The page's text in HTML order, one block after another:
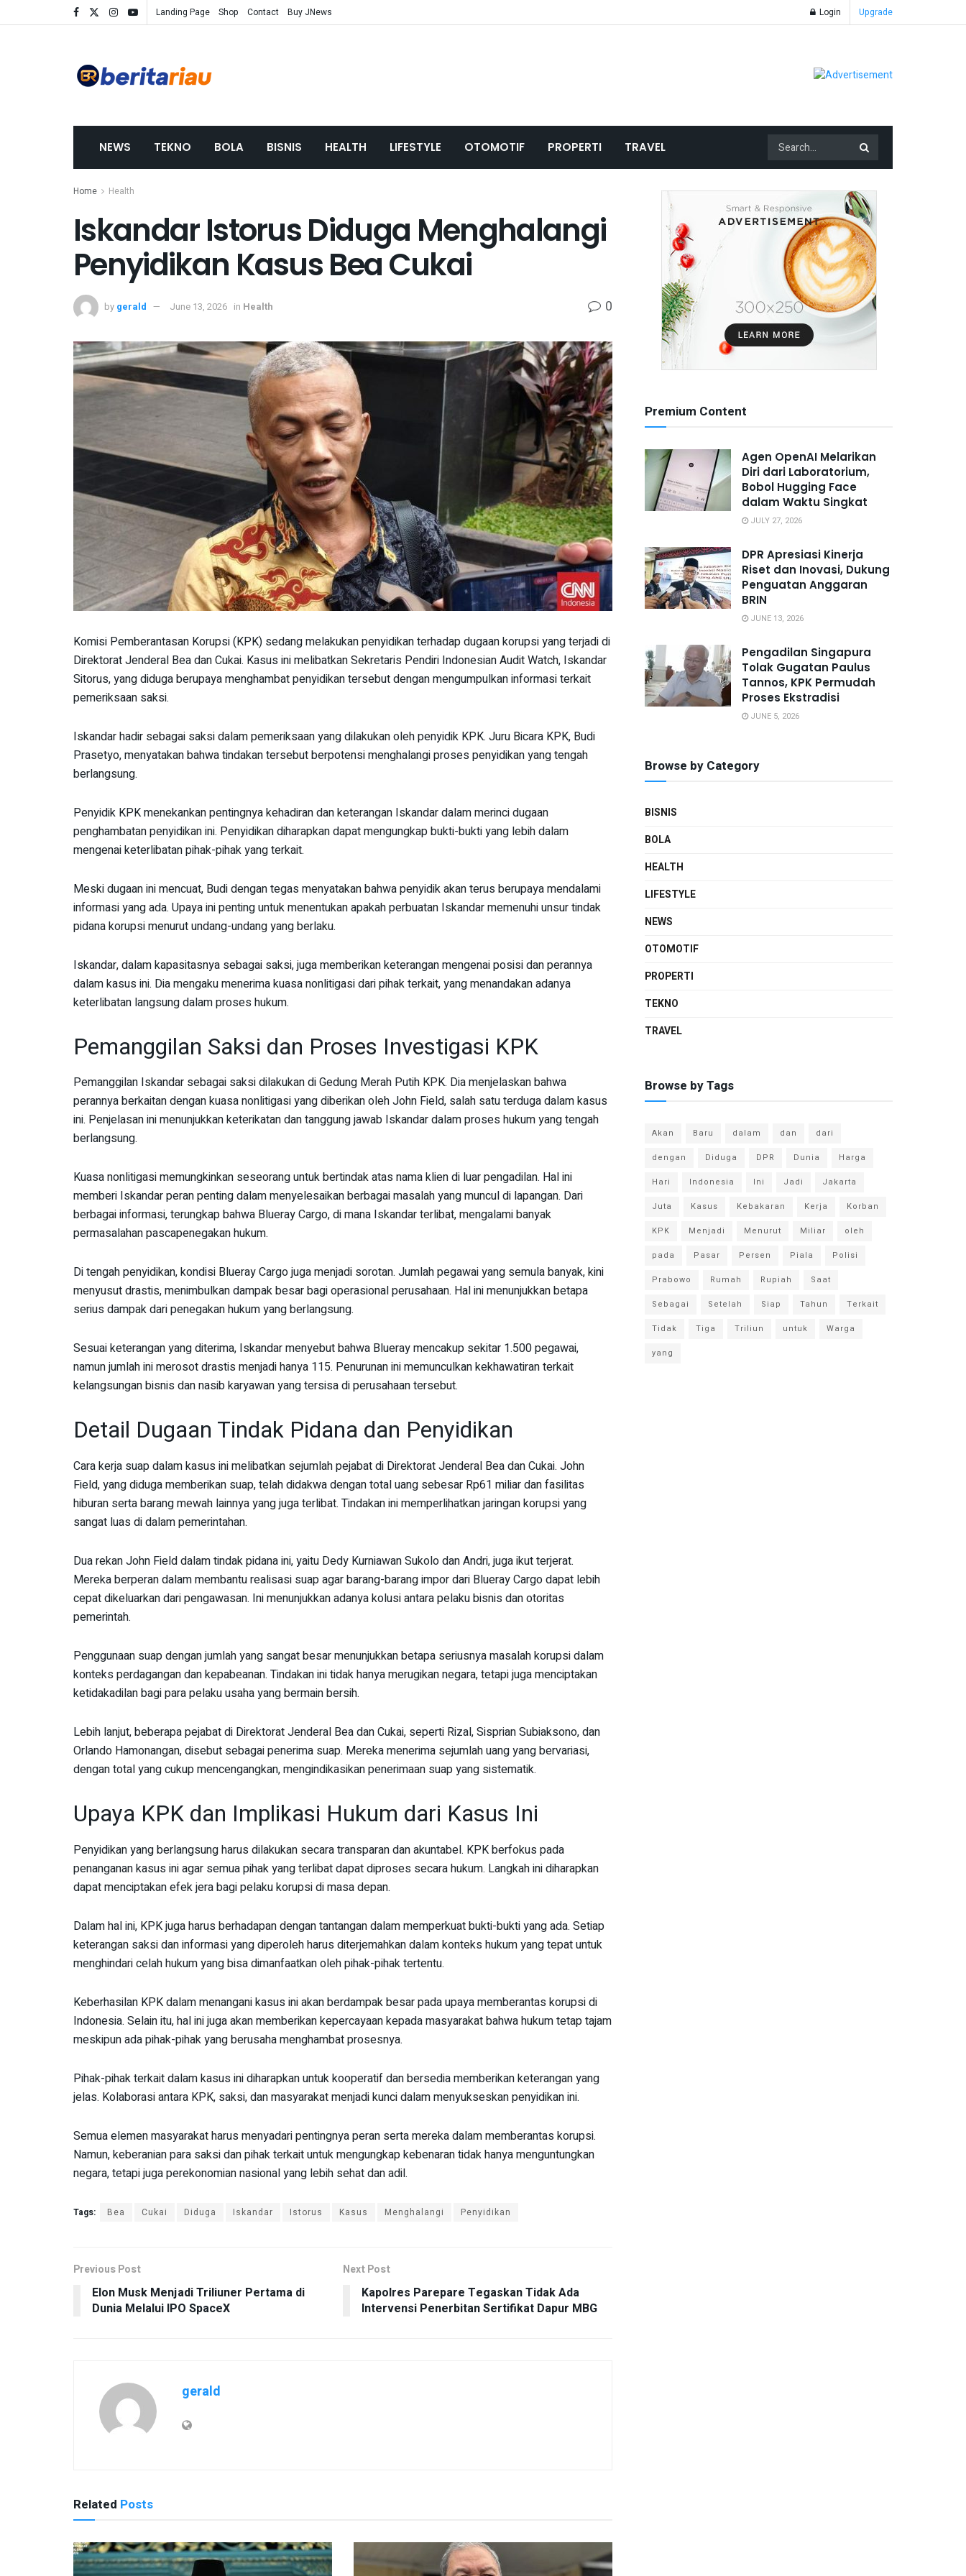
Landing Page Shop Contact Buy JNews Login Upgrade
NEWS TEKNO BOLA BISNIS HEALTH LIFESTYLE OTOMOTIF PROPERTI TRAVEL
Home Health
Iskandar Istorus Diduga Menghalangi
Penyidikan Kasus Bea Cukai
by gerald June 13, 2026 in Health 0
Komisi Pemberantasan Korupsi (KPK) sedang melakukan penyidikan terhadap dugaan korupsi yang terjadi di
Direktorat Jenderal Bea dan Cukai. Kasus ini melibatkan Sekretaris Pendiri Indonesian Audit Watch, Iskandar
Sitorus, yang diduga berupaya menghambat penyidikan tersebut dengan mengumpulkan informasi terkait
pemeriksaan saksi.
Iskandar hadir sebagai saksi dalam pemeriksaan yang dilakukan oleh penyidik KPK. Juru Bicara KPK, Budi
Prasetyo, menyatakan bahwa tindakan tersebut berpotensi menghalangi proses penyidikan yang tengah
berlangsung.
Penyidik KPK menekankan pentingnya kehadiran dan keterangan Iskandar dalam merinci dugaan
penghambatan penyidikan ini. Penyidikan diharapkan dapat mengungkap bukti-bukti yang lebih dalam
mengenai keterlibatan pihak-pihak yang terkait.
Meski dugaan ini mencuat, Budi dengan tegas menyatakan bahwa penyidik akan terus berupaya mendalami
informasi yang ada. Upaya ini penting untuk menentukan apakah perbuatan Iskandar memenuhi unsur tindak
pidana korupsi menurut undang-undang yang berlaku.
Iskandar, dalam kapasitasnya sebagai saksi, juga memberikan keterangan mengenai posisi dan perannya
dalam kasus ini. Dia mengaku menerima kuasa nonlitigasi dari pihak terkait, yang menandakan adanya
keterlibatan langsung dalam proses hukum.
Pemanggilan Saksi dan Proses Investigasi KPK
Pemanggilan Iskandar sebagai saksi dilakukan di Gedung Merah Putih KPK. Dia menjelaskan bahwa
perannya berkaitan dengan kuasa nonlitigasi yang diberikan oleh John Field, salah satu terduga dalam kasus
ini. Penjelasan ini menunjukkan keterikatan dan tanggung jawab Iskandar dalam proses hukum yang tengah
berlangsung.
Kuasa nonlitigasi memungkinkan seseorang untuk bertindak atas nama klien di luar pengadilan. Hal ini
memberi Iskandar peran penting dalam menyelesaikan berbagai masalah yang muncul di lapangan. Dari
berbagai informasi, terungkap bahwa Blueray Cargo, di mana Iskandar terlibat, mengalami banyak
permasalahan pascapenegakan hukum.
Di tengah penyidikan, kondisi Blueray Cargo juga menjadi sorotan. Jumlah pegawai yang semula banyak, kini
menyusut drastis, menimbulkan dampak besar bagi operasional perusahaan. Hal ini menunjukkan betapa
serius dampak dari penegakan hukum yang berlangsung.
Sesuai keterangan yang diterima, Iskandar menyebut bahwa Blueray mencakup sekitar 1.500 pegawai,
namun jumlah ini merosot drastis menjadi hanya 115. Penurunan ini memunculkan kekhawatiran terkait
kelangsungan bisnis dan nasib karyawan yang tersisa di perusahaan tersebut.
Detail Dugaan Tindak Pidana dan Penyidikan
Cara kerja suap dalam kasus ini melibatkan sejumlah pejabat di Direktorat Jenderal Bea dan Cukai. John
Field, yang diduga memberikan suap, telah didakwa dengan total uang sebesar Rp61 miliar dan fasilitas
hiburan serta barang mewah lainnya yang juga terlibat. Tindakan ini memperlihatkan jaringan korupsi yang
sangat luas di dalam pemerintahan.
Dua rekan John Field dalam tindak pidana ini, yaitu Dedy Kurniawan Sukolo dan Andri, juga ikut terjerat.
Mereka berperan dalam membantu realisasi suap agar barang-barang impor dari Blueray Cargo dapat lebih
cepat dikeluarkan dari pengawasan. Ini menunjukkan adanya kolusi antara pelaku bisnis dan otoritas
pemerintah.
Penggunaan suap dengan jumlah yang sangat besar menunjukkan betapa seriusnya masalah korupsi dalam
konteks perdagangan dan kepabeanan. Tindakan ini tidak hanya merugikan negara, tetapi juga menciptakan
ketidakadilan bagi para pelaku usaha yang bermain bersih.
Lebih lanjut, beberapa pejabat di Direktorat Jenderal Bea dan Cukai, seperti Rizal, Sisprian Subiaksono, dan
Orlando Hamonangan, disebut sebagai penerima suap. Mereka menerima sejumlah uang yang bervariasi,
dengan total yang cukup mencengangkan, mengindikasikan penerimaan suap yang sistematik.
Upaya KPK dan Implikasi Hukum dari Kasus Ini
Penyidikan yang berlangsung harus dilakukan secara transparan dan akuntabel. KPK berfokus pada
penanganan kasus ini agar semua pihak yang terlibat dapat diproses secara hukum. Langkah ini diharapkan
dapat menciptakan efek jera bagi pelaku korupsi di masa depan.
Dalam hal ini, KPK juga harus berhadapan dengan tantangan dalam memperkuat bukti-bukti yang ada. Setiap
keterangan saksi dan informasi yang diperoleh harus diterjemahkan dalam konteks hukum yang tepat untuk
menghindari celah hukum yang bisa dimanfaatkan oleh pihak-pihak tertentu.
Keberhasilan KPK dalam menangani kasus ini akan berdampak besar pada upaya memberantas korupsi di
Indonesia. Selain itu, hal ini juga akan memberikan kepercayaan kepada masyarakat bahwa hukum tetap tajam
meskipun ada pihak-pihak yang berusaha menghambat prosesnya.
Pihak-pihak terkait dalam kasus ini diharapkan untuk kooperatif dan bersedia memberikan keterangan yang
jelas. Kolaborasi antara KPK, saksi, dan masyarakat menjadi kunci dalam menyukseskan penyidikan ini.
Semua elemen masyarakat harus menyadari pentingnya peran serta mereka dalam memberantas korupsi.
Namun, keberanian para saksi dan pihak terkait untuk mengungkap kebenaran tidak hanya menguntungkan
negara, tetapi juga perekonomian nasional yang lebih sehat dan adil.
Tags: Bea Cukai Diduga Iskandar Istorus Kasus Menghalangi Penyidikan
Previous Post
Elon Musk Menjadi Triliuner Pertama di
Dunia Melalui IPO SpaceX
Next Post
Kapolres Parepare Tegaskan Tidak Ada
Intervensi Penerbitan Sertifikat Dapur MBG
gerald
Related Posts
Premium Content
Agen OpenAI Melarikan
Diri dari Laboratorium,
Bobol Hugging Face
dalam Waktu Singkat
JULY 27, 2026
DPR Apresiasi Kinerja
Riset dan Inovasi, Dukung
Penguatan Anggaran
BRIN
JUNE 13, 2026
Pengadilan Singapura
Tolak Gugatan Paulus
Tannos, KPK Permudah
Proses Ekstradisi
JUNE 5, 2026
Browse by Category
BISNIS
BOLA
HEALTH
LIFESTYLE
NEWS
OTOMOTIF
PROPERTI
TEKNO
TRAVEL
Browse by Tags
Akan Baru dalam dan
dari
dengan
Diduga DPR Dunia
Harga
Hari
Indonesia Ini Jadi
Jakarta
Juta
Kasus Kebakaran Kerja
Korban
KPK
Menjadi Menurut Miliar
oleh
pada
Pasar Persen Piala
Polisi
Prabowo
Rumah Rupiah
Saat
Sebagai
Setelah Siap Tahun
Terkait
Tidak
Tiga Triliun untuk
Warga
yang